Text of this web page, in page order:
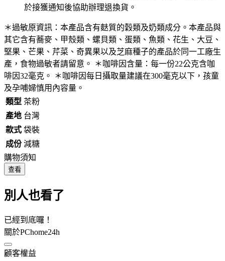
於接獲通知後協助辦理退換貨。
＊過敏原資訊：本產品含有麩質的穀類及奶類成分。本產品與
其它含有蕎麥、甲殼類、螺貝類、蛋類、魚類、花生、大豆、
堅果、芒果、芹菜、奇異果以及芝麻種子的產品於同一工廠生
產，食物過敏者請留意。 ＊咖啡因含量：每一份22公克含咖
啡因32毫克。 ＊咖啡因每日攝取量建議在300毫克以下，孩童
及孕哺婦慎用內容量。
類型 茶粉
產地 台灣
款式 袋裝
成份 減糖
購物須知
查看
別人也看了
已經到底囉！
關於PChome24h
顧客權益